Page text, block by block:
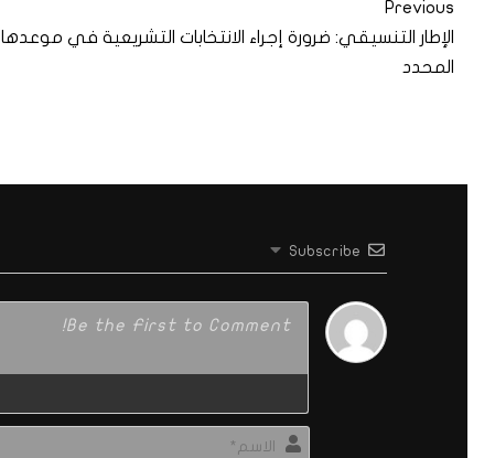
Previous
الإطار التنسيقي: ضرورة إجراء الانتخابات التشريعية في موعدها
المحدد
Subscribe